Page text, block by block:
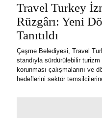
Travel Turkey
Rüzgârı: Yeni
Tanıtıldı
Çeşme Belediyesi, Travel
standıyla sürdürülebilir
korunması çalışmalarını ve
hedeflerini sektör